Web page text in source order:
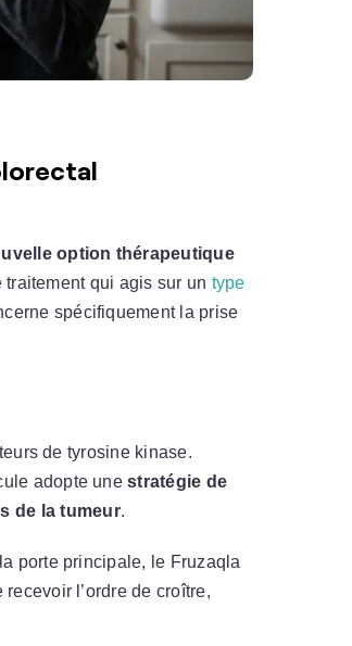
option thérapeutique
qui agis sur un type
spécifiquement la prise
de tyrosine kinase.
adopte unestratégie de
de la tumeur.
porte principale, le Fruzaqla
l’ordre de croître,